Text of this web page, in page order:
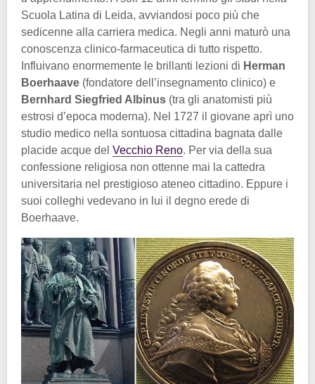
Scuola Latina di Leida, avviandosi poco più che
sedicenne alla carriera medica. Negli anni maturò una
conoscenza clinico-farmaceutica di tutto rispetto.
Influivano enormemente le brillanti lezioni di Herman
Boerhaave (fondatore dell’insegnamento clinico) e
Bernhard Siegfried Albinus (tra gli anatomisti più
estrosi d’epoca moderna). Nel 1727 il giovane aprì uno
studio medico nella sontuosa cittadina bagnata dalle
placide acque del Vecchio Reno. Per via della sua
confessione religiosa non ottenne mai la cattedra
universitaria nel prestigioso ateneo cittadino. Eppure i
suoi colleghi vedevano in lui il degno erede di
Boerhaave.